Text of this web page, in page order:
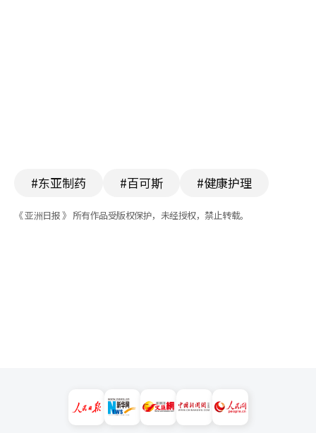
#东亚制药 #百可斯 #健康护理
《 亚洲日报 》 所有作品受版权保护，未经授权，禁止转载。